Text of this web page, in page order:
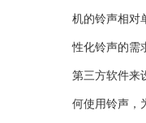
机的铃声相对
性化铃声的需
第三方软件来
何使用铃声，